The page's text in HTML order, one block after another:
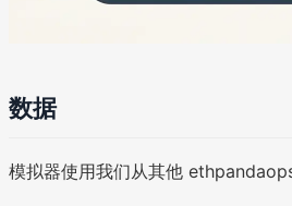
数据
模拟器使用我们从其他